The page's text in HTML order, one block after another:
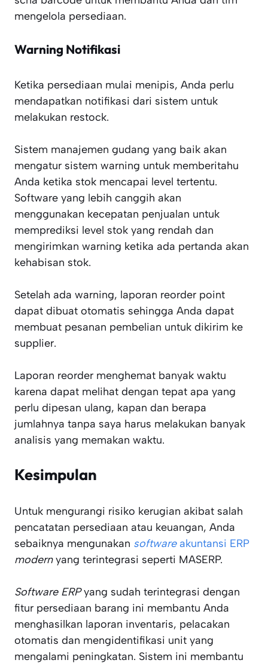
mengelola persediaan.
Warning Notifikasi
Ketika persediaan mulai menipis, Anda perlu
mendapatkan notifikasi dari sistem untuk
melakukan restock.
Sistem manajemen gudang yang baik akan
mengatur sistem warning untuk memberitahu
Anda ketika stok mencapai level tertentu.
Software yang lebih canggih akan
menggunakan kecepatan penjualan untuk
memprediksi level stok yang rendah dan
mengirimkan warning ketika ada pertanda akan
kehabisan stok.
Setelah ada warning, laporan reorder point
dapat dibuat otomatis sehingga Anda dapat
membuat pesanan pembelian untuk dikirim ke
supplier.
Laporan reorder menghemat banyak waktu
karena dapat melihat dengan tepat apa yang
perlu dipesan ulang, kapan dan berapa
jumlahnya tanpa saya harus melakukan banyak
analisis yang memakan waktu.
Kesimpulan
Untuk mengurangi risiko kerugian akibat salah
pencatatan persediaan atau keuangan, Anda
sebaiknya mengunakan softwareakuntansi ERP
modernyang terintegrasi seperti MASERP.
Software ERPyang sudah terintegrasi dengan
fitur persediaan barang ini membantu Anda
menghasilkan laporan inventaris, pelacakan
otomatis dan mengidentifikasi unit yang
mengalami peningkatan. Sistem ini membantu